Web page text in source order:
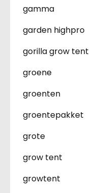
gamma
garden highpro
gorilla grow tent
groene
groenten
groentepakket
grote
grow tent
growtent